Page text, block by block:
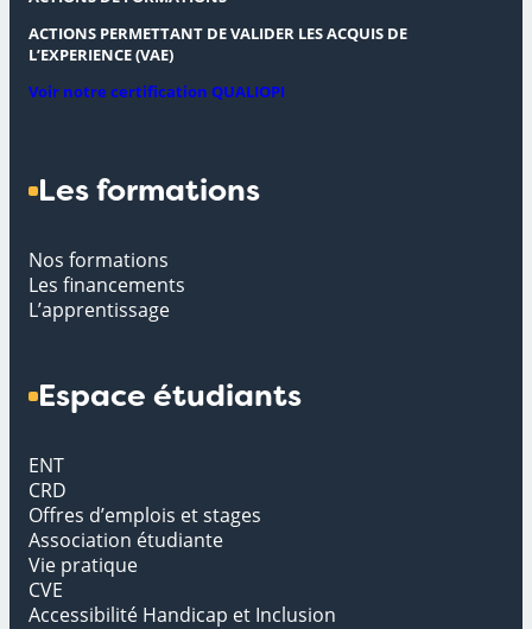
ACTIONS PERMETTANT DE VALIDER LES ACQUIS DE
L’EXPERIENCE (VAE)
Voir notre certification QUALIOPI
Les formations
Nos formations
Les financements
L’apprentissage
Espace étudiants
ENT
CRD
Offres d’emplois et stages
Association étudiante
Vie pratique
CVE
Accessibilité Handicap et Inclusion